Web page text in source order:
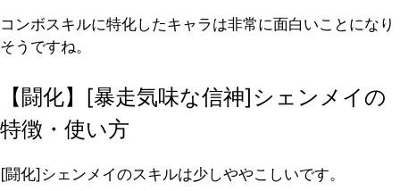
コンボスキルに特化したキャラは非常に面白いことになり
そうですね。
【闘化】[暴走気味な信神]シェンメイの
特徴・使い方
[闘化]シェンメイのスキルは少しややこしいです。